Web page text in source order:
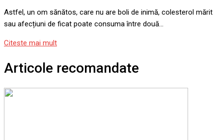
Astfel, un om sănătos, care nu are boli de inimă, colesterol mărit
sau afecțiuni de ficat poate consuma între două…
Citeste mai mult
Articole recomandate